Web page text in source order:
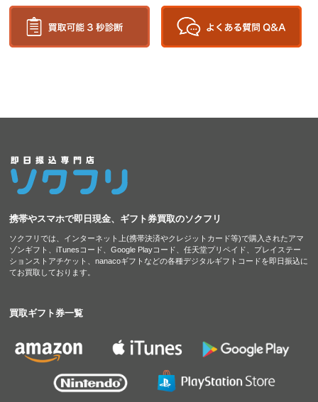
携帯やスマホで即日現金、ギフト券買取のソクフリ
ソクフリでは、インターネット上(携帯決済やクレジットカード等)で購入されたアマ
ゾンギフト、iTunesコード、Google Playコード、任天堂プリペイド、プレイステー
ションストアチケット、nanacoギフトなどの各種デジタルギフトコードを即日振込に
てお買取しております。
買取ギフト券一覧